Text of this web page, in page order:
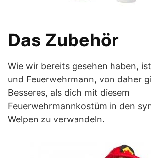
Das Zubehör
Wie wir bereits gesehen haben,
und Feuerwehrmann, von daher
Besseres, als dich mit diesem
Feuerwehrmannkostüm in den
Welpen zu verwandeln.